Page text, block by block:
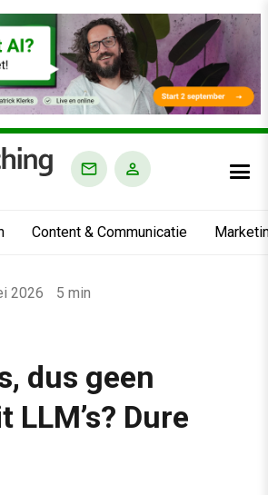
Content & Communicatie
uit LLM’s? Dure denkfout
2026
5 min
dus geen
LLM’s? Dure